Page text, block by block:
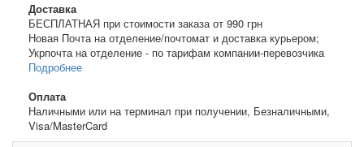
Доставка
БЕСПЛАТНАЯ при стоимости заказа от 990 грн
Новая Почта на отделение/почтомат и доставка курьером;
Укрпочта на отделение - по тарифам компании-перевозчика
Подробнее
Оплата
Наличными или на терминал при получении, Безналичными,
Visa/MasterCard